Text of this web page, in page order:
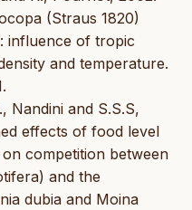
(Straus 1820)
influence of tropic
and temperature.
Nandini and S.S.S,
effects of food level
competition between
and the
dubia and Moina